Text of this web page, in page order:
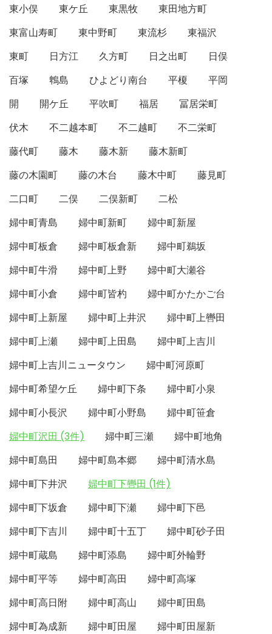
東小俣 東ケ丘 東黒牧
東田地方町
東富山寿町
東中野町 東流杉
東福沢
東町
日方江 久方町 日之出町
日俣
百塚
鵯島 ひよどり南台 平榎
平岡
開
開ケ丘 平吹町 福居
冨居栄町
伏木
不二越本町 不二越町
不二栄町
藤代町
藤木 藤木新
藤木新町
藤の木園町
藤の木台 藤木中町
藤見町
二口町
二俣 二俣新町
二松
婦中町青島
婦中町新町
婦中町新屋
婦中町板倉
婦中町板倉新
婦中町鵜坂
婦中町牛滑
婦中町上野
婦中町大瀬谷
婦中町小倉
婦中町皆杓
婦中町かたかご台
婦中町上新屋
婦中町上井沢
婦中町上轡田
婦中町上瀬
婦中町上田島
婦中町上吉川
婦中町上吉川ニュータウン
婦中町河原町
婦中町希望ケ丘
婦中町下条
婦中町小泉
婦中町小長沢
婦中町小野島
婦中町笹倉
婦中町沢田 (3件)
婦中町三瀬
婦中町地角
婦中町島田
婦中町島本郷
婦中町清水島
婦中町下井沢
婦中町下轡田 (1件)
婦中町下坂倉
婦中町下瀬
婦中町下邑
婦中町下吉川
婦中町十五丁
婦中町砂子田
婦中町蔵島
婦中町添島
婦中町外輪野
婦中町平等
婦中町高田
婦中町高塚
婦中町高日附
婦中町高山
婦中町田島
婦中町為成新
婦中町田屋
婦中町田屋新